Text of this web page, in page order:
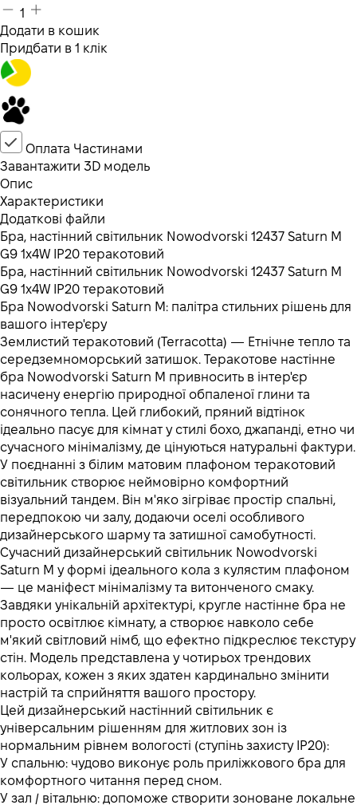
1
Додати в кошик
Придбати в 1 клік
Оплата Частинами
Завантажити 3D модель
Опис
Характеристики
Додаткові файли
Бра, настінний світильник Nowodvorski 12437 Saturn M
G9 1x4W IP20 теракотовий
Бра, настінний світильник Nowodvorski 12437 Saturn M
G9 1x4W IP20 теракотовий
Бра Nowodvorski Saturn M: палітра стильних рішень для
вашого інтер'єру
Землистий теракотовий (Terracotta) — Етнічне тепло та
середземноморський затишок. Теракотове настінне
бра Nowodvorski Saturn M привносить в інтер'єр
насичену енергію природної обпаленої глини та
сонячного тепла. Цей глибокий, пряний відтінок
ідеально пасує для кімнат у стилі бохо, джапанді, етно чи
сучасного мінімалізму, де цінуються натуральні фактури.
У поєднанні з білим матовим плафоном теракотовий
світильник створює неймовірно комфортний
візуальний тандем. Він м'яко зігріває простір спальні,
передпокою чи залу, додаючи оселі особливого
дизайнерського шарму та затишної самобутності.
Сучасний дизайнерський світильник Nowodvorski
Saturn M у формі ідеального кола з кулястим плафоном
— це маніфест мінімалізму та витонченого смаку.
Завдяки унікальній архітектурі, кругле настінне бра не
просто освітлює кімнату, а створює навколо себе
м'який світловий німб, що ефектно підкреслює текстуру
стін. Модель представлена у чотирьох трендових
кольорах, кожен з яких здатен кардинально змінити
настрій та сприйняття вашого простору.
Цей дизайнерський настінний світильник є
універсальним рішенням для житлових зон із
нормальним рівнем вологості (ступінь захисту IP20):
У спальню: чудово виконує роль приліжкового бра для
комфортного читання перед сном.
У зал / вітальню: допоможе створити зоноване локальне